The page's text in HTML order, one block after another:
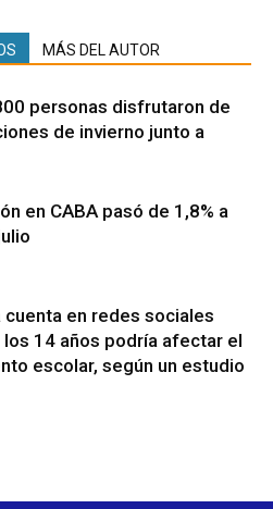
MÁS DEL AUTOR
personas disfrutaron de
de invierno junto a
en CABA pasó de 1,8% a
cuenta en redes sociales
los 14 años podría afectar el
escolar, según un estudio